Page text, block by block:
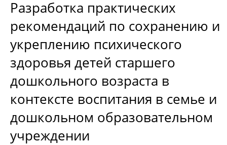
Разработка практических
рекомендаций по сохранению и
укреплению психического
здоровья детей старшего
дошкольного возраста в
контексте воспитания в семье и
дошкольном образовательном
учреждении